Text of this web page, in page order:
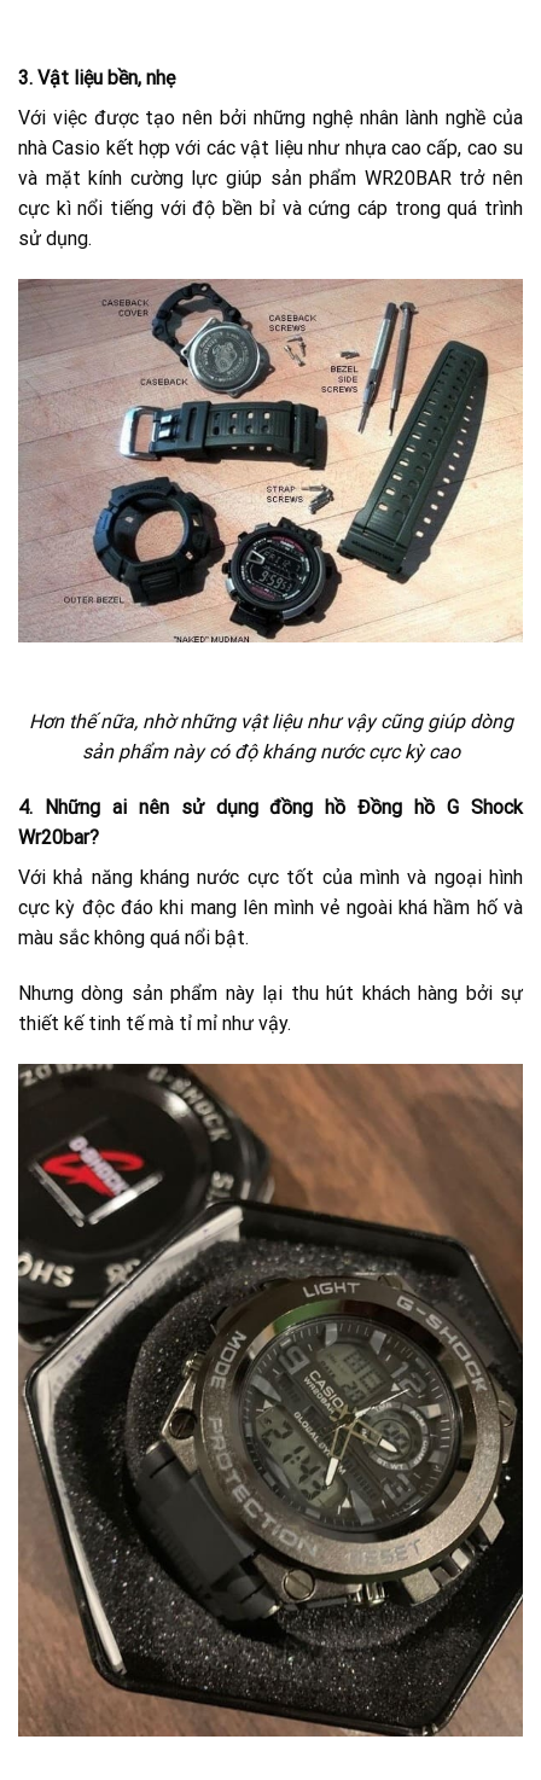
3. Vật liệu bền, nhẹ
Với việc được tạo nên bởi những nghệ nhân lành nghề của
nhà Casio kết hợp với các vật liệu như nhựa cao cấp, cao su
và mặt kính cường lực giúp sản phẩm WR20BAR trở nên
cực kì nổi tiếng với độ bền bỉ và cứng cáp trong quá trình
sử dụng.
Hơn thế nữa, nhờ những vật liệu như vậy cũng giúp dòng
sản phẩm này có độ kháng nước cực kỳ cao
4. Những ai nên sử dụng đồng hồ Đồng hồ G Shock
Wr20bar?
Với khả năng kháng nước cực tốt của mình và ngoại hình
cực kỳ độc đáo khi mang lên mình vẻ ngoài khá hầm hố và
màu sắc không quá nổi bật.
Nhưng dòng sản phẩm này lại thu hút khách hàng bởi sự
thiết kế tinh tế mà tỉ mỉ như vậy.